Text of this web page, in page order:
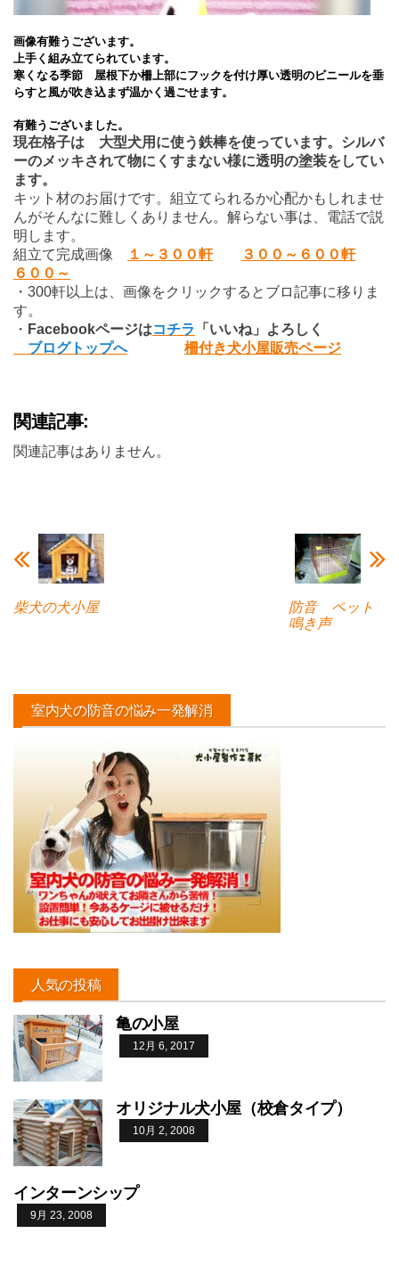
画像有難うございます。
上手く組み立てられています。
寒くなる季節 屋根下か柵上部にフックを付け厚い透明のビニールを垂
らすと風が吹き込まず温かく過ごせます。
有難うございました。
現在格子は 大型犬用に使う鉄棒を使っています。シルバ
ーのメッキされて物にくすまない様に透明の塗装をしてい
ます。
キット材のお届けです。組立てられるか心配かもしれませ
んがそんなに難しくありません。解らない事は、電話で説
明します。
組立て完成画像
１～３００軒
３００～６００軒
６００～
・300軒以上は、画像をクリックするとブロ記事に移りま
す。
・ Facebookページはコチラ
「いいね」よろしく
ブログトップへ
柵付き犬小屋販売ページ
関連記事:
関連記事はありません。
柴犬の犬小屋
防音 ペット
鳴き声
室内犬の防音の悩み一発解消
人気の投稿
亀の小屋
12月 6, 2017
オリジナル犬小屋（校倉タイプ）
10月 2, 2008
インターンシップ
9月 23, 2008